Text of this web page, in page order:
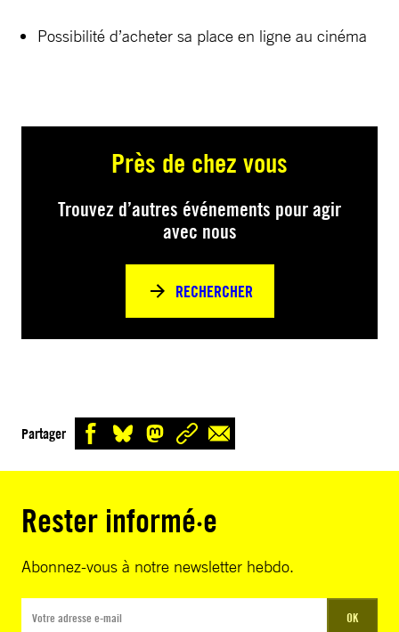
Possibilité d’acheter sa place en ligne au cinéma
Près de chez vous
Trouvez d’autres événements pour agir
avec nous
RECHERCHER
Partager
Rester informé·e
Abonnez-vous à notre newsletter hebdo.
OK